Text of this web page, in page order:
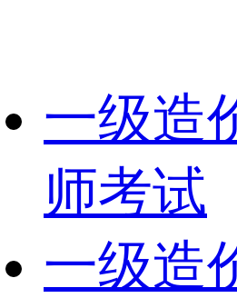
一级造
师考试
一级造